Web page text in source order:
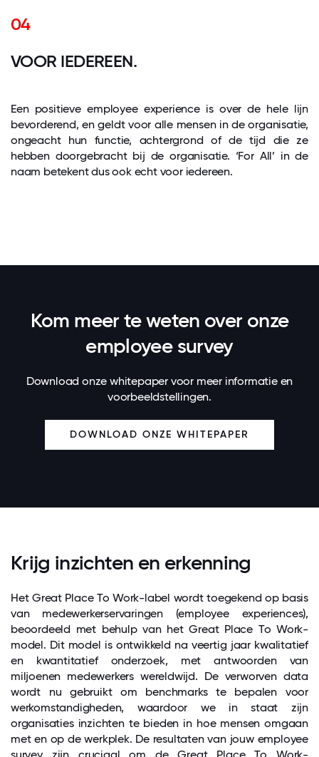
04
VOOR IEDEREEN.
Een positieve employee experience is over de hele lijn
bevorderend, en geldt voor alle mensen in de organisatie,
ongeacht hun functie, achtergrond of de tijd die ze
hebben doorgebracht bij de organisatie. ‘For All’ in de
naam betekent dus ook echt voor iedereen.
Kom meer te weten over onze
employee survey
Download onze whitepaper voor meer informatie en
voorbeeldstellingen.
DOWNLOAD ONZE WHITEPAPER
Krijg inzichten en erkenning
Het Great Place To Work-label wordt toegekend op basis
van medewerkerservaringen (employee experiences),
beoordeeld met behulp van het Great Place To Work-
model. Dit model is ontwikkeld na veertig jaar kwalitatief
en kwantitatief onderzoek, met antwoorden van
miljoenen medewerkers wereldwijd. De verworven data
wordt nu gebruikt om benchmarks te bepalen voor
werkomstandigheden, waardoor we in staat zijn
organisaties inzichten te bieden in hoe mensen omgaan
met en op de werkplek. De resultaten van jouw employee